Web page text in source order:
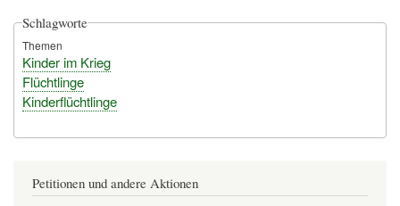
Schlagworte
Themen
Kinder im Krieg
Flüchtlinge
Kinderflüchtlinge
Petitionen und andere Aktionen